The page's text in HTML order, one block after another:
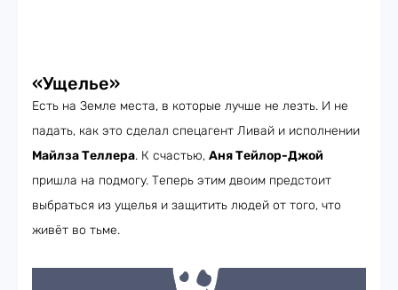
«Ущелье»
Есть на Земле места, в которые лучше не лезть. И не
падать, как это сделал спецагент Ливай и исполнении
Майлза Теллера. К счастью, Аня Тейлор-Джой
пришла на подмогу. Теперь этим двоим предстоит
выбраться из ущелья и защитить людей от того, что
живёт во тьме.